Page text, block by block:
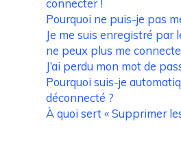
Pourquoi ne puis-je pas
Je me suis enregistré par
ne peux plus me
J’ai perdu mon mot de
Pourquoi suis-je
déconnecté ?
À quoi sert « Supprimer